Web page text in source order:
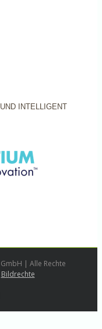
INTELLIGENT
| Alle Rechte
Bildrechte